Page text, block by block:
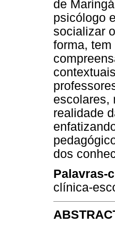
de
psicólogo
socializar
forma,
escolares,
realidade
dos
Palavras-
clínica-